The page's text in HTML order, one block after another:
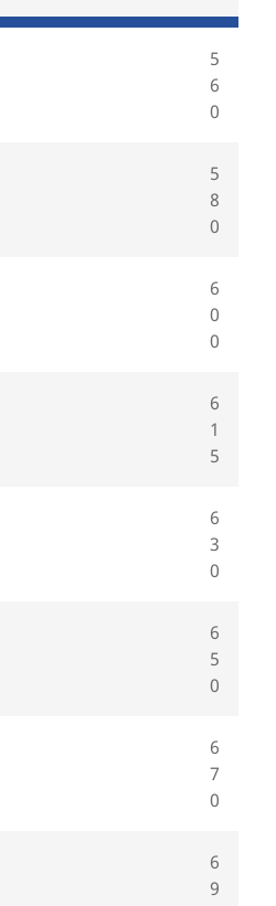
5
6
0
5
8
0
6
0
0
6
1
5
6
3
0
6
5
0
6
7
0
6
9